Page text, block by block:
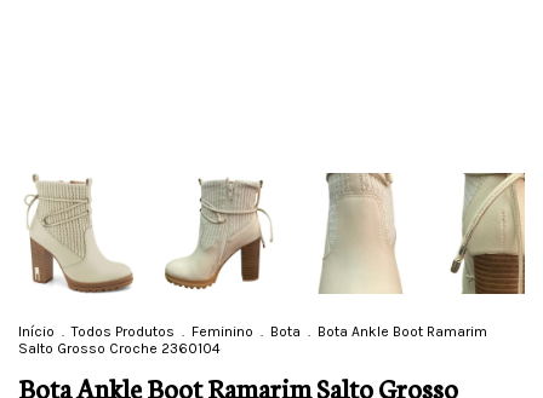
Início . Todos Produtos . Feminino . Bota . Bota Ankle Boot Ramarim
Salto Grosso Croche 2360104
Bota Ankle Boot Ramarim Salto Grosso